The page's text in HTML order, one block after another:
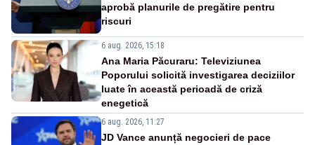
aprobă planurile de pregătire pentru
riscuri
6 aug. 2026, 15:18
Ana Maria Păcuraru: Televiziunea
Poporului solicită investigarea deciziilor
luate în această perioadă de criză
enegetică
6 aug. 2026, 11:27
JD Vance anunță negocieri de pace